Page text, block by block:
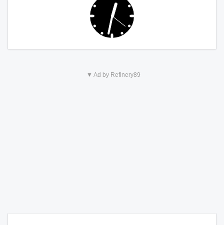
▼ Ad by Refinery89